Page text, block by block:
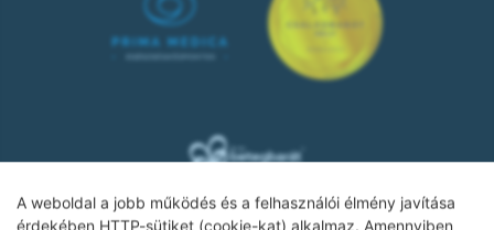
A weboldal a jobb működés és a felhasználói élmény javítása
érdekében HTTP-sütiket (cookie-kat) alkalmaz. Amennyiben